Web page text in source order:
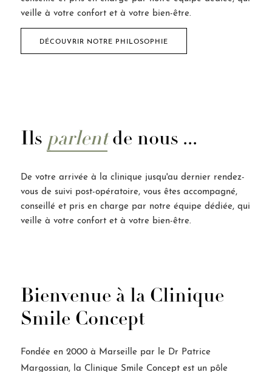
veille à votre confort et à votre bien-être.
DÉCOUVRIR NOTRE PHILOSOPHIE
Ils parlentde nous ...
De votre arrivée à la clinique jusqu'au dernier rendez-
vous de suivi post-opératoire, vous êtes accompagné,
conseillé et pris en charge par notre équipe dédiée, qui
veille à votre confort et à votre bien-être.
Bienvenue à la Clinique
Smile Concept
Fondée en 2000 à Marseille par le Dr Patrice
Margossian, la Clinique Smile Concept est un pôle